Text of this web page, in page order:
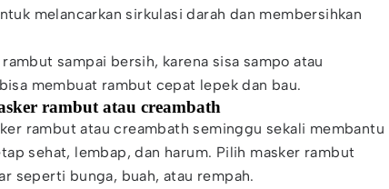
melancarkan sirkulasi darah dan membersihkan
sampai bersih, karena sisa sampo atau
membuat rambut cepat lepek dan bau.
rambut atau creambath
rambut atau creambath seminggu sekali membantu
sehat, lembap, dan harum. Pilih masker rambut
seperti bunga, buah, atau rempah.